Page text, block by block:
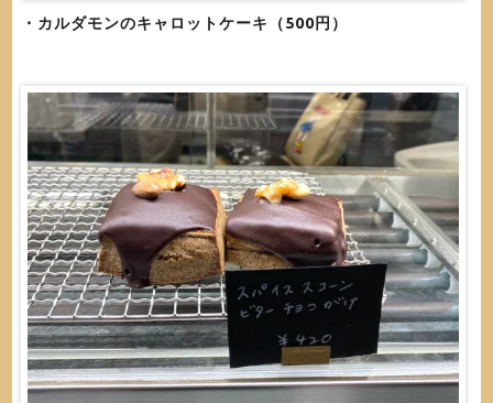
・カルダモンのキャロットケーキ（500円）